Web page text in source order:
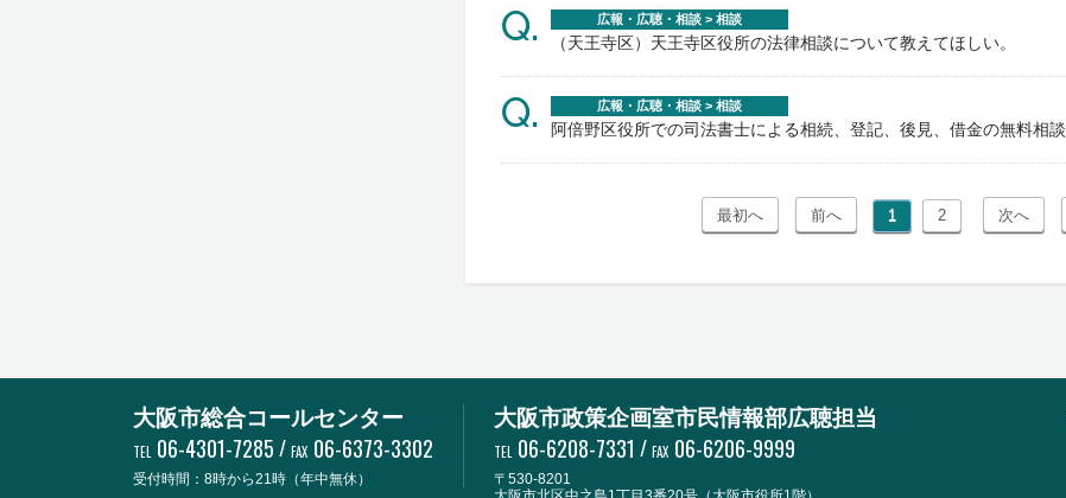
Q. 広報・広聴・相談 > 相談
（天王寺区）天王寺区役所の法律相談について教えてほしい。
Q. 広報・広聴・相談 > 相談
阿倍野区役所での司法書士による相続、登記、後見、借金の無料相
1 2
大阪市総合コールセンター
TEL 06-4301-7285 / FAX 06-6373-3302
受付時間：8時から21時（年中無休）
大阪市政策企画室市民情報部広聴担当
TEL 06-6208-7331 / FAX 06-6206-9999
〒530-8201